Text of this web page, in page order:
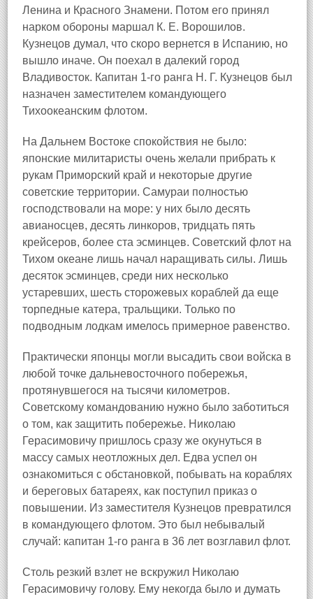
Ленина и Красного Знамени. Потом его принял
нарком обороны маршал К. Е. Ворошилов.
Кузнецов думал, что скоро вернется в Испанию, но
вышло иначе. Он поехал в далекий город
Владивосток. Капитан 1-го ранга Н. Г. Кузнецов был
назначен заместителем командующего
Тихоокеанским флотом.
На Дальнем Востоке спокойствия не было:
японские милитаристы очень желали прибрать к
рукам Приморский край и некоторые другие
советские территории. Самураи полностью
господствовали на море: у них было десять
авианосцев, десять линкоров, тридцать пять
крейсеров, более ста эсминцев. Советский флот на
Тихом океане лишь начал наращивать силы. Лишь
десяток эсминцев, среди них несколько
устаревших, шесть сторожевых кораблей да еще
торпедные катера, тральщики. Только по
подводным лодкам имелось примерное равенство.
Практически японцы могли высадить свои войска в
любой точке дальневосточного побережья,
протянувшегося на тысячи километров.
Советскому командованию нужно было заботиться
о том, как защитить побережье. Николаю
Герасимовичу пришлось сразу же окунуться в
массу самых неотложных дел. Едва успел он
ознакомиться с обстановкой, побывать на кораблях
и береговых батареях, как поступил приказ о
повышении. Из заместителя Кузнецов превратился
в командующего флотом. Это был небывалый
случай: капитан 1-го ранга в 36 лет возглавил флот.
Столь резкий взлет не вскружил Николаю
Герасимовичу голову. Ему некогда было и думать